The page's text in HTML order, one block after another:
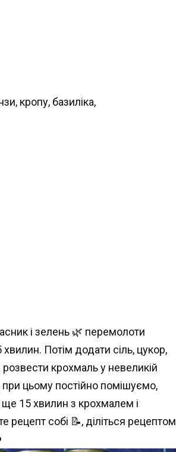
кропу, базиліка,
і зелень 🌿 перемолоти
Потім додати сіль, цукор,
крохмаль у невеликій
при цьому постійно помішуємо,
15 хвилин з крохмалем і
рецепт собі 📝, діліться рецептом